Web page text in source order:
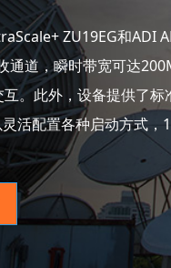
ZU19EG和ADI
道，瞬时带宽可达
。此外，设备提供了
活配置各种启动方式，